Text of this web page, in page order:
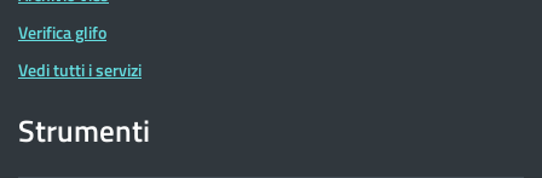
Verifica glifo
Vedi tutti i servizi
Strumenti